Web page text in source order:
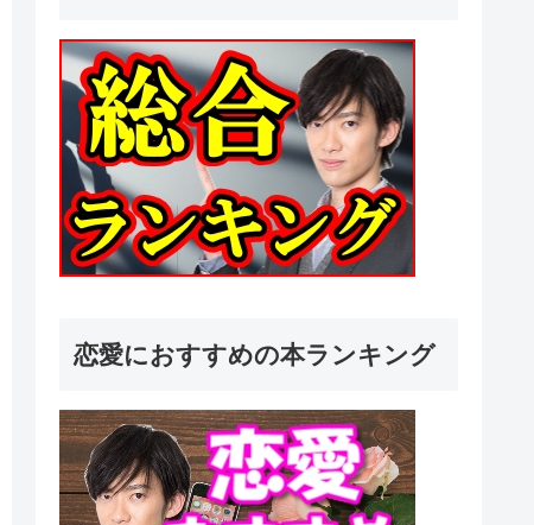
恋愛におすすめの本ランキング